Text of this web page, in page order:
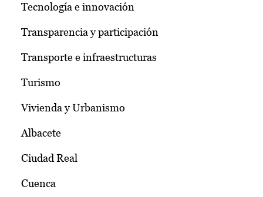
Tecnología e innovación
Transparencia y participación
Transporte e infraestructuras
Turismo
Vivienda y Urbanismo
Albacete
Ciudad Real
Cuenca